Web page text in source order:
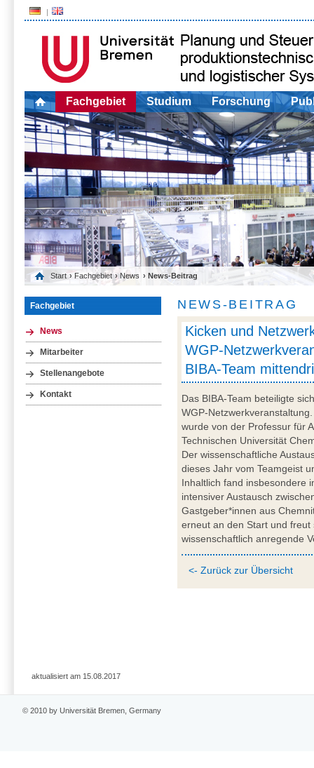
Fachgebiet Studium Forschung
Start › Fachgebiet › News › News-Beitrag
Fachgebiet
News
Mitarbeiter
Stellenangebote
Kontakt
NEWS-BEITRAG
Kicken und
WGP-
BIBA-Team
Das BIBA-Team beteiligte
WGP-
wurde von der Professur für
Technischen Universität
Der wissenschaftliche
dieses Jahr vom Teamgeist
Inhaltlich fand insbesondere
intensiver Austausch
Gastgeber*innen aus
erneut an den Start und
wissenschaftlich anregende
<- Zurück zur Übersicht
aktualisiert am 15.08.2017
© 2010 by Universität Bremen, Germany